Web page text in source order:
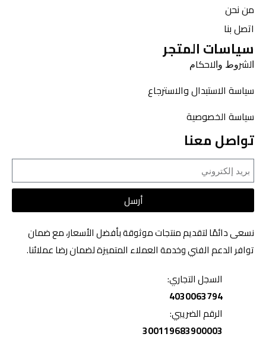
من نحن
اتصل بنا
سياسات المتجر
ﺍﻟﺸﺮﻭﻁ ﻭﺍﻻﺣﻜﺎﻡ
سياسة الاستبدال والاسترجاع
سياسة الخصوصية
تواصل معنا
أرسل
نسعى دائمًا لتقديم منتجات موثوقة بأفضل الأسعار، مع ضمان
توافر الدعم الفني وخدمة العملاء المتميزة لضمان رضا عملائنا.
السجل التجاري:
4030063794
الرقم الضريبي:
300119683900003